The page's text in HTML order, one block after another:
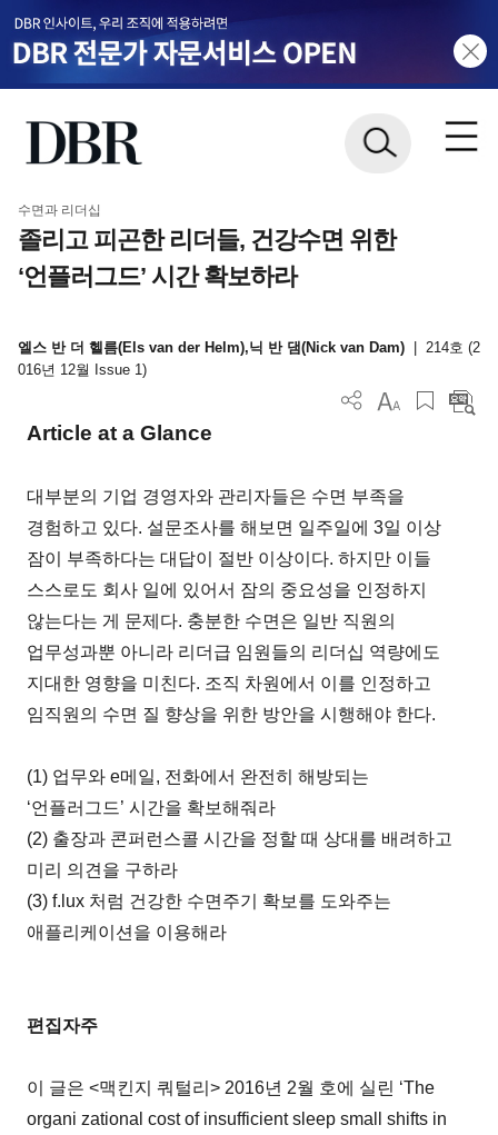
수면과 리더십
졸리고 피곤한 리더들, 건강수면 위한
‘언플러그드’ 시간 확보하라
엘스 반 더 헬름(Els van der Helm),닉 반 댐(Nick van Dam)
214호 (2
016년 12월 Issue 1)
Article at a Glance
대부분의 기업 경영자와 관리자들은 수면 부족을
경험하고 있다. 설문조사를 해보면 일주일에 3일 이상
잠이 부족하다는 대답이 절반 이상이다. 하지만 이들
스스로도 회사 일에 있어서 잠의 중요성을 인정하지
않는다는 게 문제다. 충분한 수면은 일반 직원의
업무성과뿐 아니라 리더급 임원들의 리더십 역량에도
지대한 영향을 미친다. 조직 차원에서 이를 인정하고
임직원의 수면 질 향상을 위한 방안을 시행해야 한다.
(1) 업무와 e메일, 전화에서 완전히 해방되는
‘언플러그드’ 시간을 확보해줘라
(2) 출장과 콘퍼런스콜 시간을 정할 때 상대를 배려하고
미리 의견을 구하라
(3) f.lux 처럼 건강한 수면주기 확보를 도와주는
애플리케이션을 이용해라
편집자주
이 글은 <맥킨지 쿼털리> 2016년 2월 호에 실린 ‘The
organi zational cost of insufficient sleep small shifts in